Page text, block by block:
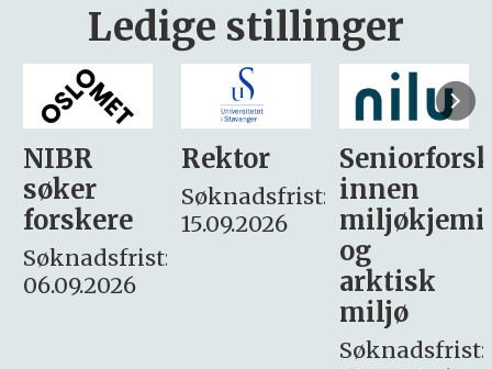
Ledige stillinger
Rektor
Søknadsfrist:
15.09.2026
Seniorforsker
innen
miljøkjemi
søker
– fast
Søknadsfrist:
16. august.